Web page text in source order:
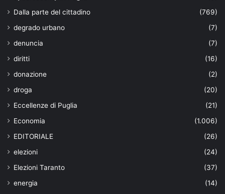
Dalla parte del cittadino
(769)
degrado urbano
(7)
denuncia
(7)
diritti
(16)
donazione
(2)
droga
(20)
Eccellenze di Puglia
(21)
Economia
(1.006)
EDITORIALE
(26)
elezioni
(24)
Elezioni Taranto
(37)
energia
(14)